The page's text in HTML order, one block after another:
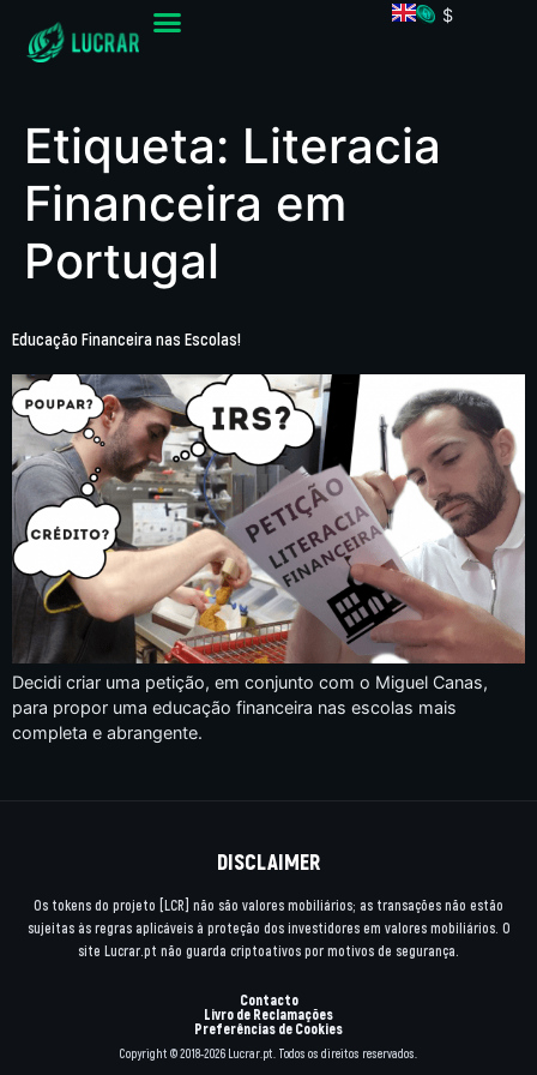
$
Etiqueta: Literacia
Financeira em
Portugal
Educação Financeira nas Escolas!
Decidi criar uma petição, em conjunto com o Miguel Canas,
para propor uma educação financeira nas escolas mais
completa e abrangente.
DISCLAIMER
Os tokens do projeto [LCR] não são valores mobiliários; as transações não estão
sujeitas às regras aplicáveis à proteção dos investidores em valores mobiliários. O
site Lucrar.pt não guarda criptoativos por motivos de segurança.
Contacto
Livro de Reclamações
Preferências de Cookies
Copyright © 2018-2026 Lucrar.pt. Todos os direitos reservados.